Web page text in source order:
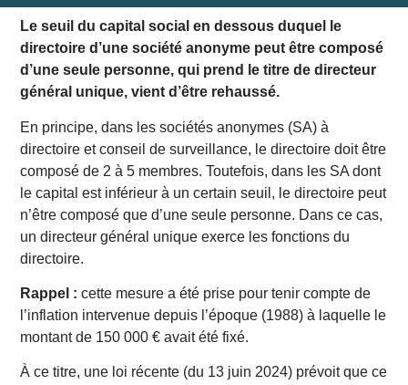
Le seuil du capital social en dessous duquel le
directoire d’une société anonyme peut être composé
d’une seule personne, qui prend le titre de directeur
général unique, vient d’être rehaussé.
En principe, dans les sociétés anonymes (SA) à
directoire et conseil de surveillance, le directoire doit être
composé de 2 à 5 membres. Toutefois, dans les SA dont
le capital est inférieur à un certain seuil, le directoire peut
n’être composé que d’une seule personne. Dans ce cas,
un directeur général unique exerce les fonctions du
directoire.
Rappel :cette mesure a été prise pour tenir compte de
l’inflation intervenue depuis l’époque (1988) à laquelle le
montant de 150 000 € avait été fixé.
À ce titre, une loi récente (du 13 juin 2024) prévoit que ce